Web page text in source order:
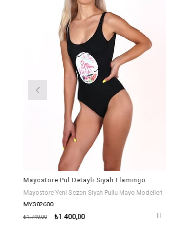
Mayostore Pul Detaylı Siyah Flamingo Mayo
Mayostore Yeni Sezon Siyah Pullu Mayo Modelleri
MYS82600
₺1.400,00
₺1.749,00